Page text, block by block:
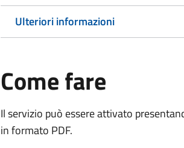
Ulteriori informazioni
Come fare
Il servizio può essere attivato
in formato PDF.